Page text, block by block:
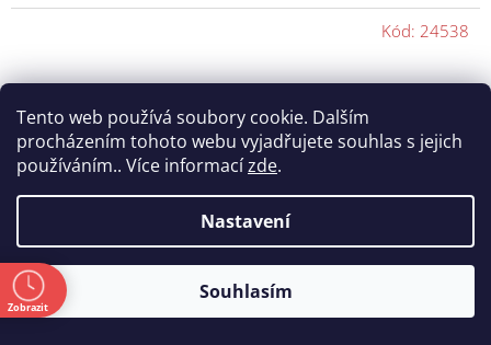
Tento web používá soubory cookie. Dalším
procházením tohoto webu vyjadřujete souhlas s jejich
používáním.. Více informacízde.
Nastavení
Souhlasím
Kód: 24538
Zobrazit